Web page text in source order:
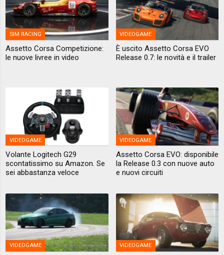
SIM RACING
Assetto Corsa Competizione:
le nuove livree in video
VIDEOGAME
È uscito Assetto Corsa EVO
Release 0.7: le novità e il trailer
VIDEOGAME
Volante Logitech G29
scontatissimo su Amazon. Se
sei abbastanza veloce
VIDEOGAME
Assetto Corsa EVO: disponibile
la Release 0.3 con nuove auto
e nuovi circuiti
VIDEOGAME VIDEOGAME